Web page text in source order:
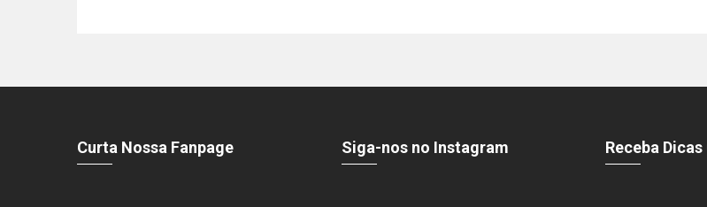
Curta Nossa Fanpage Siga-nos no Instagram Receba